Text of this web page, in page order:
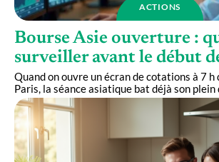
ACTIONS
Bourse Asie ouverture :
surveiller avant le début
Quand on ouvre un écran de cotations à 7 h
Paris, la séance asiatique bat déjà son